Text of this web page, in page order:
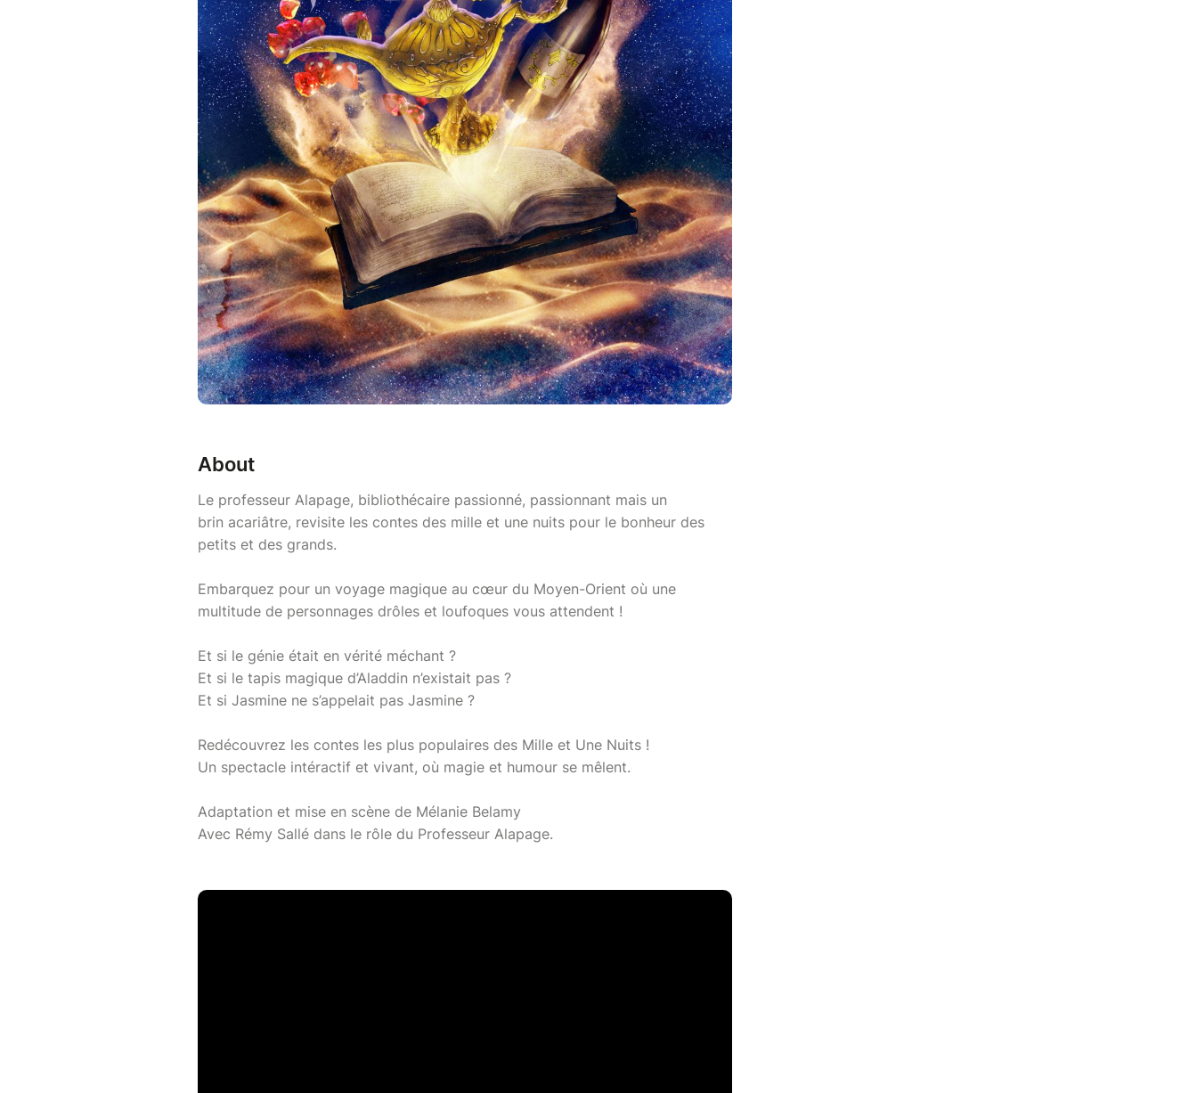
About
Le professeur Alapage, bibliothécaire passionné, passionnant mais un
brin acariâtre, revisite les contes des mille et une nuits pour le bonheur des
petits et des grands.
Embarquez pour un voyage magique au cœur du Moyen-Orient où une
multitude de personnages drôles et loufoques vous attendent !
Et si le génie était en vérité méchant ?
Et si le tapis magique d’Aladdin n’existait pas ?
Et si Jasmine ne s’appelait pas Jasmine ?
Redécouvrez les contes les plus populaires des Mille et Une Nuits !
Un spectacle intéractif et vivant, où magie et humour se mêlent.
Adaptation et mise en scène de Mélanie Belamy
Avec Rémy Sallé dans le rôle du Professeur Alapage.